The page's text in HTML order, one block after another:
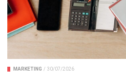
MARKETING / 30/07/2026